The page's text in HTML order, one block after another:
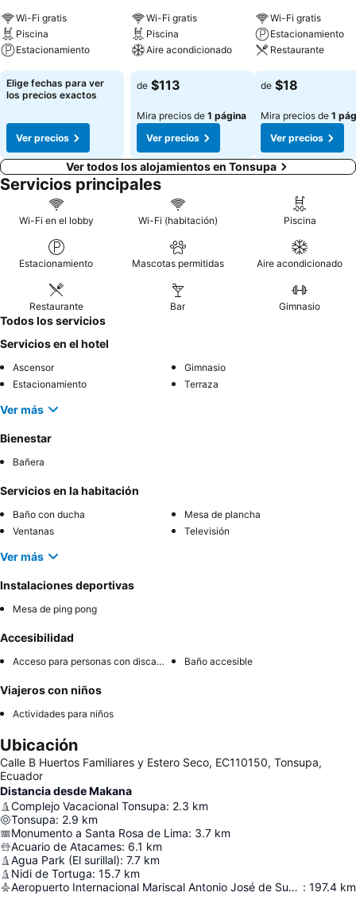
Wi-Fi gratis
Piscina
Estacionamiento
Ver precios
Elige fechas para ver
los precios exactos
Ver precios
Wi-Fi gratis
Piscina
Aire acondicionado
Ver precios
de $113
Mira precios de 1 página
Ver precios
Wi-Fi gratis
Estacionamiento
Restaurante
Ver precios
de $18
Mira precios de 1
Ver precios
Ver todos los alojamientos en Tonsupa
Servicios principales
Wi-Fi en el lobby Wi-Fi (habitación) Piscina
Estacionamiento Mascotas permitidas Aire acondicionado
Restaurante Bar Gimnasio
Todos los servicios
Servicios en el hotel
Ascensor
Gimnasio
Estacionamiento
Terraza
Ver más
Bienestar
Bañera
Servicios en la habitación
Baño con ducha
Mesa de plancha
Ventanas
Televisión
Ver más
Instalaciones deportivas
Mesa de ping pong
Accesibilidad
Acceso para personas con discapacidad Baño accesible
Viajeros con niños
Actividades para niños
Ubicación
Calle B Huertos Familiares y Estero Seco, EC110150, Tonsupa,
Ecuador
Distancia desde Makana
Complejo Vacacional Tonsupa: 2.3 km
Tonsupa: 2.9 km
Monumento a Santa Rosa de Lima: 3.7 km
Acuario de Atacames: 6.1 km
Agua Park (El surillal): 7.7 km
Nidi de Tortuga: 15.7 km
Aeropuerto Internacional Mariscal Antonio José de Sucre : 197.4 km